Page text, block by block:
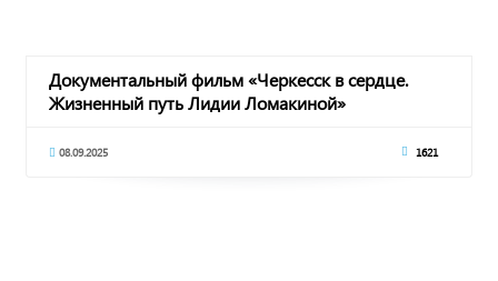
Документальный фильм «Черкесск в сердце.
Жизненный путь Лидии Ломакиной»
08.09.2025 1621